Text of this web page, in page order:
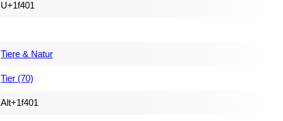
U+1f401
Tiere & Natur
Tier (70)
Alt+1f401